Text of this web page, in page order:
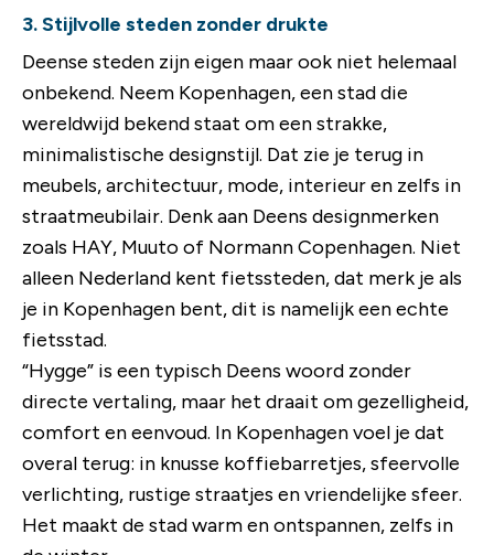
3. Stijlvolle steden zonder drukte
Deense steden zijn eigen maar ook niet helemaal
onbekend. Neem Kopenhagen, een stad die
wereldwijd bekend staat om een strakke,
minimalistische designstijl. Dat zie je terug in
meubels, architectuur, mode, interieur en zelfs in
straatmeubilair. Denk aan Deens designmerken
zoals HAY, Muuto of Normann Copenhagen. Niet
alleen Nederland kent fietssteden, dat merk je als
je in Kopenhagen bent, dit is namelijk een echte
fietsstad.
“Hygge” is een typisch Deens woord zonder
directe vertaling, maar het draait om gezelligheid,
comfort en eenvoud. In Kopenhagen voel je dat
overal terug: in knusse koffiebarretjes, sfeervolle
verlichting, rustige straatjes en vriendelijke sfeer.
Het maakt de stad warm en ontspannen, zelfs in